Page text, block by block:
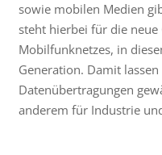
sowie mobilen Medien
steht hierbei für die neue
Mobilfunknetzes, in
Generation. Damit
Datenübertragungen
anderem für Industrie